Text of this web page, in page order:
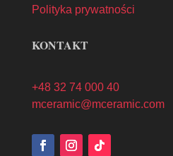
Polityka prywatności
KONTAKT
+48 32 74 000 40
mceramic@mceramic.com